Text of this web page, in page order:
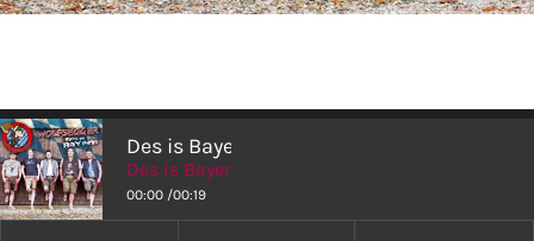
Des is Bayern
Des is Bayern
00:00 /00:19